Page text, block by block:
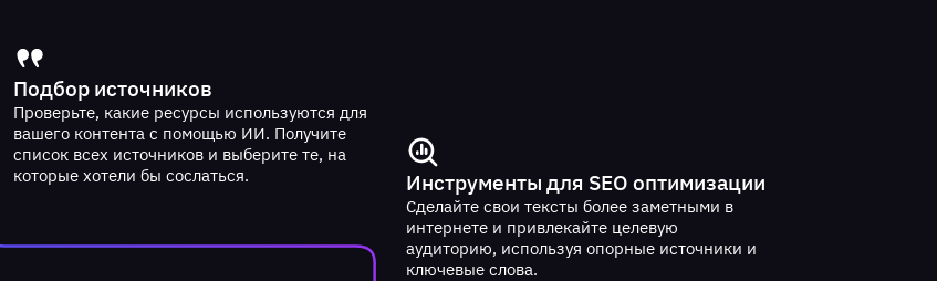
Подбор источников
Проверьте, какие ресурсы используются для
вашего контента с помощью ИИ. Получите
список всех источников и выберите те, на
которые хотели бы сослаться.
Инструменты для SEO оптимизации
Сделайте свои тексты более заметными в
интернете и привлекайте целевую
аудиторию, используя опорные источники и
ключевые слова.